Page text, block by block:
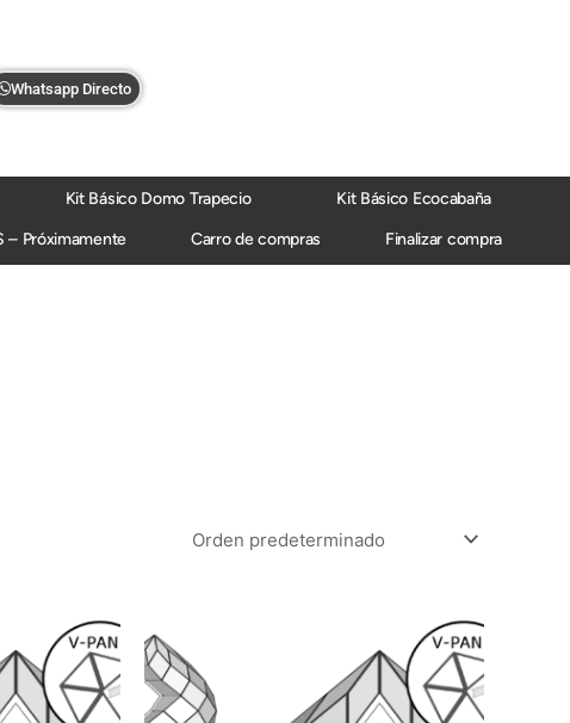
Whatsapp Directo
Kit Básico Domo Trapecio
Kit Básico Ecocabaña
– Próximamente Carro de compras Finalizar compra